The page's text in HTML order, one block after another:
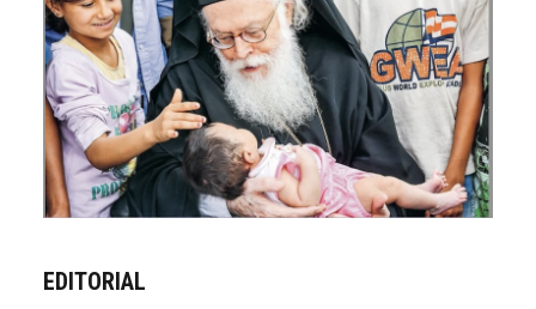
EDITORIAL